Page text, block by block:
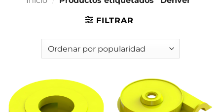
FILTRAR